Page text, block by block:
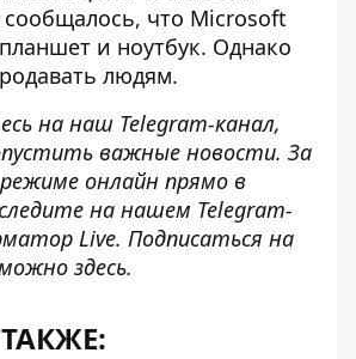
что Microsoft
и ноутбук. Однако
людям.
на наш Telegram-канал,
важные новости. За
онлайн прямо в
на нашем Telegram-
Live. Подписаться на
здесь.